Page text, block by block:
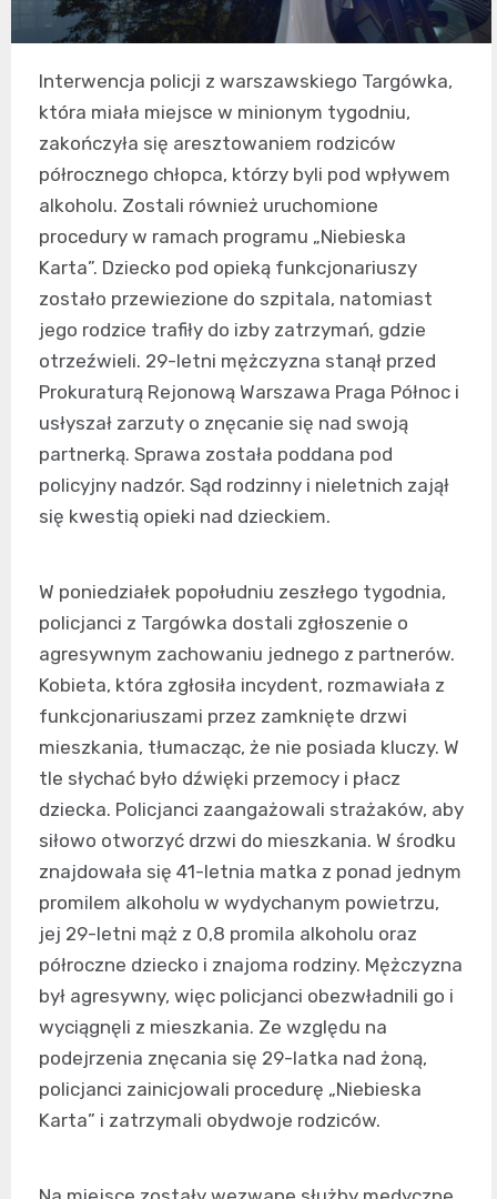
Interwencja policji z warszawskiego Targówka,
która miała miejsce w minionym tygodniu,
zakończyła się aresztowaniem rodziców
półrocznego chłopca, którzy byli pod wpływem
alkoholu. Zostali również uruchomione
procedury w ramach programu „Niebieska
Karta”. Dziecko pod opieką funkcjonariuszy
zostało przewiezione do szpitala, natomiast
jego rodzice trafiły do izby zatrzymań, gdzie
otrzeźwieli. 29-letni mężczyzna stanął przed
Prokuraturą Rejonową Warszawa Praga Północ i
usłyszał zarzuty o znęcanie się nad swoją
partnerką. Sprawa została poddana pod
policyjny nadzór. Sąd rodzinny i nieletnich zajął
się kwestią opieki nad dzieckiem.
W poniedziałek popołudniu zeszłego tygodnia,
policjanci z Targówka dostali zgłoszenie o
agresywnym zachowaniu jednego z partnerów.
Kobieta, która zgłosiła incydent, rozmawiała z
funkcjonariuszami przez zamknięte drzwi
mieszkania, tłumacząc, że nie posiada kluczy. W
tle słychać było dźwięki przemocy i płacz
dziecka. Policjanci zaangażowali strażaków, aby
siłowo otworzyć drzwi do mieszkania. W środku
znajdowała się 41-letnia matka z ponad jednym
promilem alkoholu w wydychanym powietrzu,
jej 29-letni mąż z 0,8 promila alkoholu oraz
półroczne dziecko i znajoma rodziny. Mężczyzna
był agresywny, więc policjanci obezwładnili go i
wyciągnęli z mieszkania. Ze względu na
podejrzenia znęcania się 29-latka nad żoną,
policjanci zainicjowali procedurę „Niebieska
Karta” i zatrzymali obydwoje rodziców.